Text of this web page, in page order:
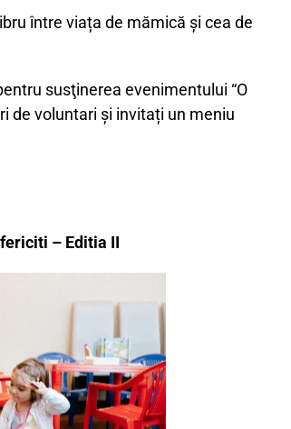
între viața de mămică și cea de
susţinerea evenimentului “O
de voluntari și invitați un meniu
– Editia II